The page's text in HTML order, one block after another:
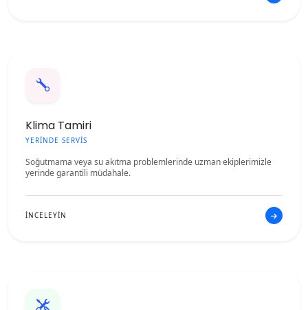
Klima Tamiri
YERİNDE SERVİS
Soğutmama veya su akıtma problemlerinde uzman ekiplerimizle
yerinde garantili müdahale.
İNCELEYİN